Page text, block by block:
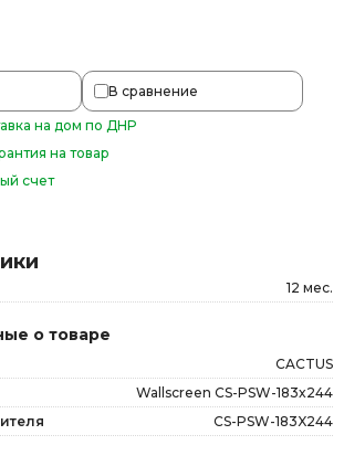
В сравнение
на дом по ДНР
на товар
счет
12 мес.
о товаре
CACTUS
Wallscreen CS-PSW-183x244
CS-PSW-183X244